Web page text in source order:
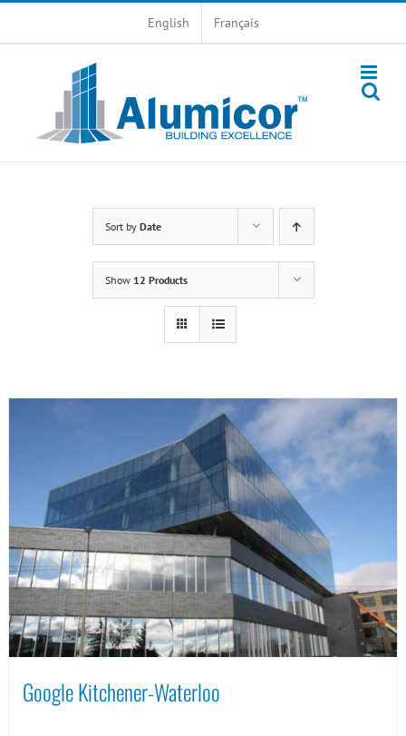
English Français
Sort by Date
Show 12 Products
Google Kitchener-Waterloo